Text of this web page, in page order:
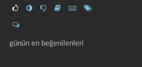
günün en beğenilenleri